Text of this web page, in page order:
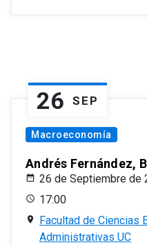
26 SEP
Macroeconomía
Andrés Fernández,
26 de Septiembre de
17:00
Facultad de Ciencias
Administrativas UC